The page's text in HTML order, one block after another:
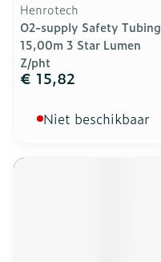
Henrotech
O2-supply Safety Tubing
15,00m 3 Star Lumen
Z/pht
€ 15,82
Niet beschikbaar